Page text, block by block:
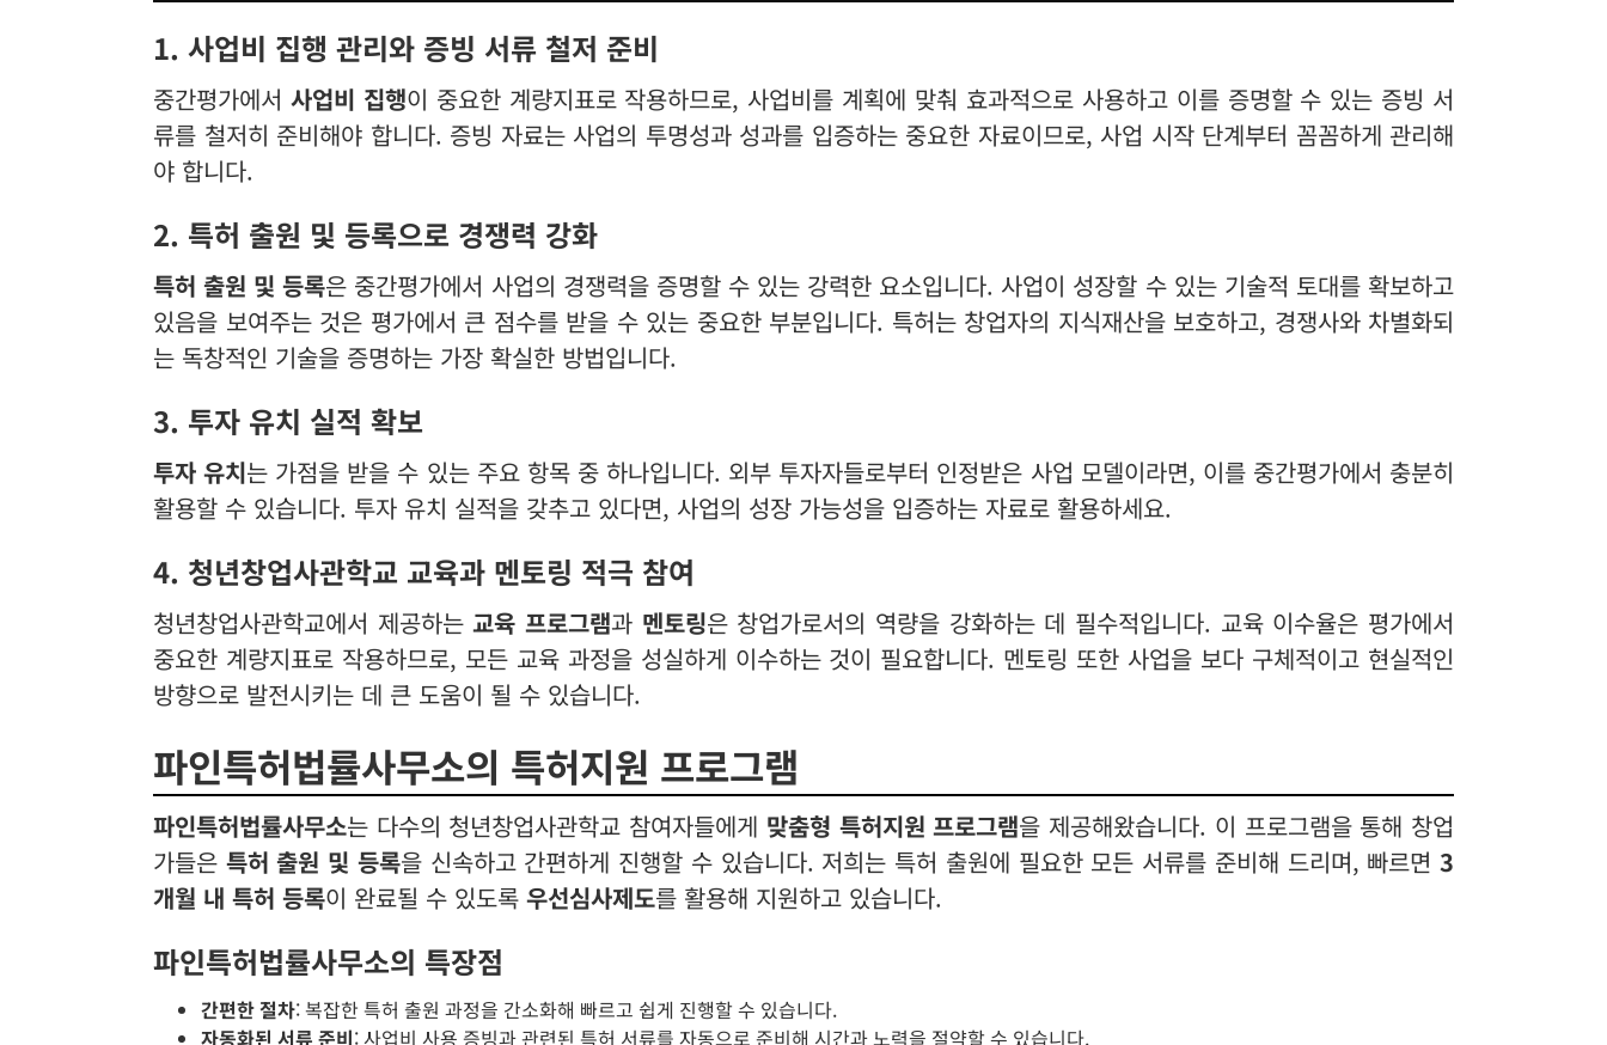
1. 사업비 집행 관리와 증빙 서류 철저 준비
중간평가에서 사업비 집행이 중요한 계량지표로 작용하므로, 사업비를 계획에 맞춰 효과적으로 사용하고 이를 증명할 수 있는 증빙 서
류를 철저히 준비해야 합니다. 증빙 자료는 사업의 투명성과 성과를 입증하는 중요한 자료이므로, 사업 시작 단계부터 꼼꼼하게 관리해
야 합니다.
2. 특허 출원 및 등록으로 경쟁력 강화
특허 출원 및 등록은 중간평가에서 사업의 경쟁력을 증명할 수 있는 강력한 요소입니다. 사업이 성장할 수 있는 기술적 토대를 확보하고
있음을 보여주는 것은 평가에서 큰 점수를 받을 수 있는 중요한 부분입니다. 특허는 창업자의 지식재산을 보호하고, 경쟁사와 차별화되
는 독창적인 기술을 증명하는 가장 확실한 방법입니다.
3. 투자 유치 실적 확보
투자 유치는 가점을 받을 수 있는 주요 항목 중 하나입니다. 외부 투자자들로부터 인정받은 사업 모델이라면, 이를 중간평가에서 충분히
활용할 수 있습니다. 투자 유치 실적을 갖추고 있다면, 사업의 성장 가능성을 입증하는 자료로 활용하세요.
4. 청년창업사관학교 교육과 멘토링 적극 참여
청년창업사관학교에서 제공하는교육 프로그램과 멘토링은 창업가로서의 역량을 강화하는 데 필수적입니다. 교육 이수율은 평가에서
중요한 계량지표로 작용하므로, 모든 교육 과정을 성실하게 이수하는 것이 필요합니다. 멘토링 또한 사업을 보다 구체적이고 현실적인
방향으로 발전시키는 데 큰 도움이 될 수 있습니다.
파인특허법률사무소의 특허지원 프로그램
파인특허법률사무소는 다수의 청년창업사관학교 참여자들에게 맞춤형 특허지원 프로그램을 제공해왔습니다. 이 프로그램을 통해 창업
가들은 특허 출원 및 등록을 신속하고 간편하게 진행할 수 있습니다. 저희는 특허 출원에 필요한 모든 서류를 준비해 드리며, 빠르면3
개월 내 특허 등록이 완료될 수 있도록 우선심사제도를 활용해 지원하고 있습니다.
파인특허법률사무소의 특장점
간편한 절차: 복잡한 특허 출원 과정을 간소화해 빠르고 쉽게 진행할 수 있습니다.
자동화된 서류 준비: 사업비 사용 증빙과 관련된 특허 서류를 자동으로 준비해 시간과 노력을 절약할 수 있습니다.